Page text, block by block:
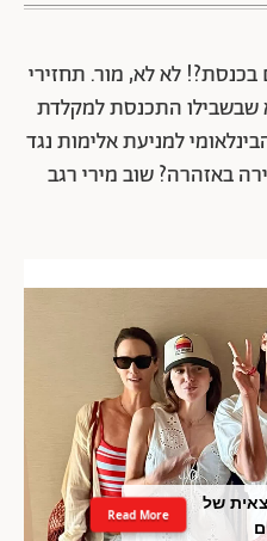
בכנסת?! לא לא, מור. תחזירי
שבשבילו התכנסת למקלדת
למניעת אלימות נגד
באזהרה? שוב מירי רגב
כך
Read More